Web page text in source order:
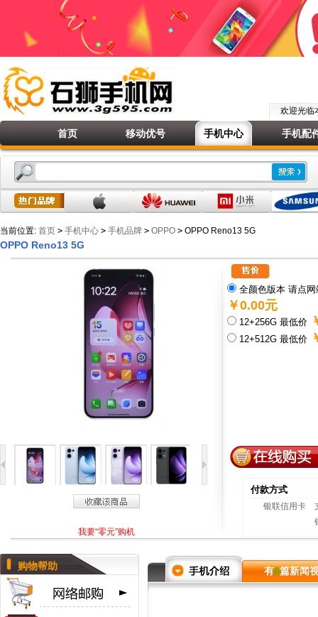
欢迎光
首页 移动优号 手机中心 手机配
当前位置: 首页 > 手机中心 > 手机品牌 > OPPO > OPPO Reno13 5G
OPPO Reno13 5G
我要“零元”购机
全颜色版本 请点
￥0.00元
12+256G 最低价
12+512G 最低价
付款方式
银联信用卡
购物帮助 有0篇新闻